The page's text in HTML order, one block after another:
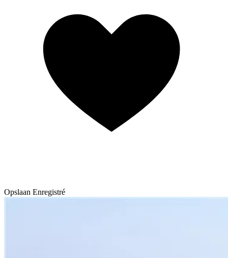
Opslaan Enregistré